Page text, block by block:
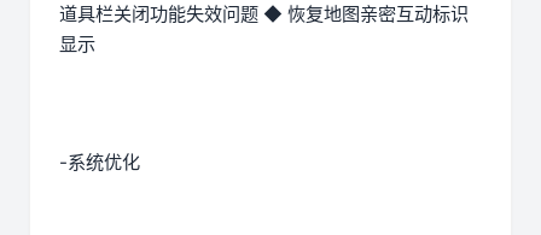
道具栏关闭功能失效问题 ◆ 恢复地图亲密互动标识
显示
-系统优化